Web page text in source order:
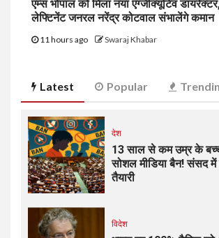
एम्स भोपाल को मिला नया एग्जीक्यूटिव डायरेक्टर,
लेफ्टिनेंट जनरल नरेंद्र कोटवाल संभालेंगे कमान
11 hours ago Swaraj Khabar
Latest Popular
देश
13 साल से कम उम्र के
सोशल मीडिया बैन! संसद में
तैयारी
विदेश